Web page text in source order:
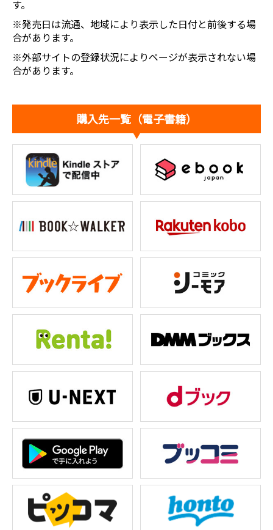
す。
※発売日は流通、地域により表示した日付と前後する場
合があります。
※外部サイトの登録状況によりページが表示されない場
合があります。
購入先一覧（電子書籍）